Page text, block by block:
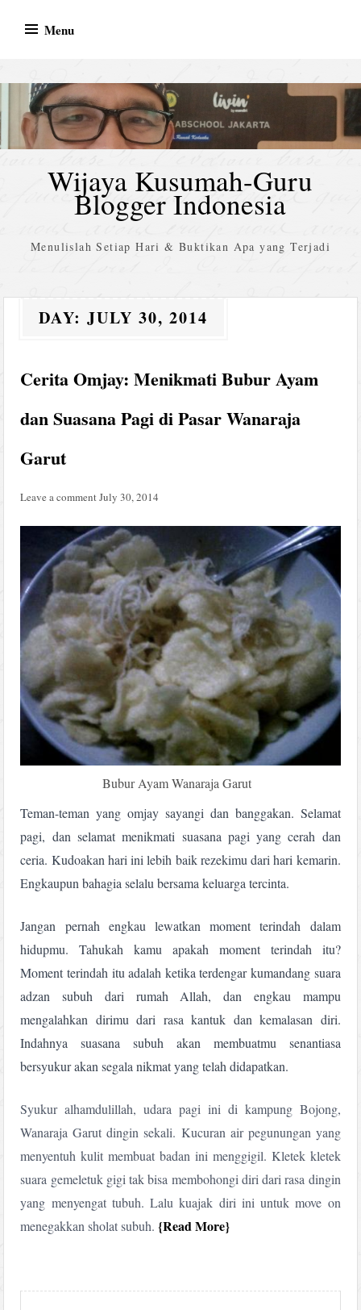
Menu
Wijaya Kusumah-Guru
Blogger Indonesia
Menulislah Setiap Hari & Buktikan Apa yang Terjadi
DAY:JULY 30, 2014
Cerita Omjay: Menikmati Bubur Ayam
dan Suasana Pagi di Pasar Wanaraja
Garut
Leave a comment July 30, 2014
Bubur Ayam Wanaraja Garut
Teman-teman yang omjay sayangi dan banggakan. Selamat
pagi, dan selamat menikmati suasana pagi yang cerah dan
ceria. Kudoakan hari ini lebih baik rezekimu dari hari kemarin.
Engkaupun bahagia selalu bersama keluarga tercinta.
Jangan pernah engkau lewatkan moment terindah dalam
hidupmu. Tahukah kamu apakah moment terindah itu?
Moment terindah itu adalah ketika terdengar kumandang suara
adzan subuh dari rumah Allah, dan engkau mampu
mengalahkan dirimu dari rasa kantuk dan kemalasan diri.
Indahnya suasana subuh akan membuatmu senantiasa
bersyukur akan segala nikmat yang telah didapatkan.
Syukur alhamdulillah, udara pagi ini di kampung Bojong,
Wanaraja Garut dingin sekali. Kucuran air pegunungan yang
menyentuh kulit membuat badan ini menggigil. Kletek kletek
suara gemeletuk gigi tak bisa membohongi diri dari rasa dingin
yang menyengat tubuh. Lalu kuajak diri ini untuk move on
menegakkan sholat subuh. Read More